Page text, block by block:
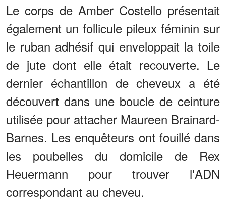
Le corps de Amber Costello présentait
également un follicule pileux féminin sur
le ruban adhésif qui enveloppait la toile
de jute dont elle était recouverte. Le
dernier échantillon de cheveux a été
découvert dans une boucle de ceinture
utilisée pour attacher Maureen Brainard-
Barnes. Les enquêteurs ont fouillé dans
les poubelles du domicile de Rex
Heuermann pour trouver l'ADN
correspondant au cheveu.